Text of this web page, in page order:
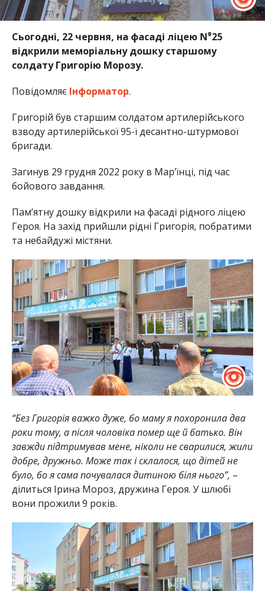
Сьогодні, 22 червня, на фасаді ліцею N⁰25
відкрили меморіальну дошку старшому
солдату Григорію Морозу.
Повідомляє Інформатор.
Григорій був старшим солдатом артилерійського
взводу артилерійської 95-ї десантно-штурмової
бригади.
Загинув 29 грудня 2022 року в Мар’їнці, під час
бойового завдання.
Пам’ятну дошку відкрили на фасаді рідного ліцею
Героя. На захід прийшли рідні Григорія, побратими
та небайдужі містяни.
“Без Григорія важко дуже, бо маму я похоронила два
роки тому, а після чоловіка помер ще й батько. Він
завжди підтримував мене, ніколи не сварилися, жили
добре, дружньо. Може так і склалося, що дітей не
було, бо я сама почувалася дитиною біля нього”, –
ділиться Ірина Мороз, дружина Героя. У шлюбі
вони прожили 9 років.